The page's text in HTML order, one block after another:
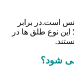
است.در برابر
نوع طلق ها در
شود؟